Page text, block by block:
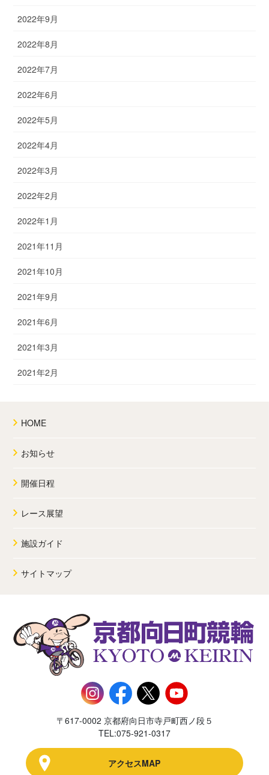
2022年9月
2022年8月
2022年7月
2022年6月
2022年5月
2022年4月
2022年3月
2022年2月
2022年1月
2021年11月
2021年10月
2021年9月
2021年6月
2021年3月
2021年2月
HOME
お知らせ
開催日程
レース展望
施設ガイド
サイトマップ
〒617-0002 京都府向日市寺戸町西ノ段５
TEL:075-921-0317
アクセスMAP